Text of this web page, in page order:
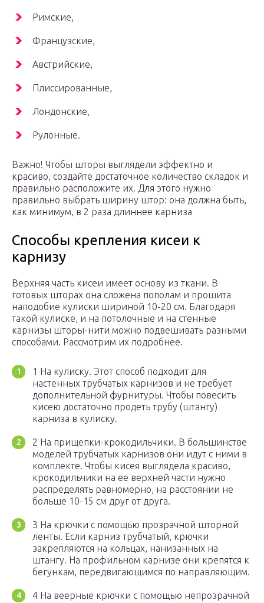
Римские,
Французские,
Австрийские,
Плиссированные,
Лондонские,
Рулонные.
Важно! Чтобы шторы выглядели эффектно и
красиво, создайте достаточное количество складок и
правильно расположите их. Для этого нужно
правильно выбрать ширину штор: она должна быть,
как минимум, в 2 раза длиннее карниза
Способы крепления кисеи к
карнизу
Верхняя часть кисеи имеет основу из ткани. В
готовых шторах она сложена пополам и прошита
наподобие кулиски шириной 10-20 см. Благодаря
такой кулиске, и на потолочные и на стенные
карнизы шторы-нити можно подвешивать разными
способами. Рассмотрим их подробнее.
1 На кулиску. Этот способ подходит для
настенных трубчатых карнизов и не требует
дополнительной фурнитуры. Чтобы повесить
кисею достаточно продеть трубу (штангу)
карниза в кулиску.
2 На прищепки-крокодильчики. В большинстве
моделей трубчатых карнизов они идут с ними в
комплекте. Чтобы кисея выглядела красиво,
крокодильчики на ее верхней части нужно
распределять равномерно, на расстоянии не
больше 10-15 см друг от друга.
3 На крючки с помощью прозрачной шторной
ленты. Если карниз трубчатый, крючки
закрепляются на кольцах, нанизанных на
штангу. На профильном карнизе они крепятся к
бегункам, передвигающимся по направляющим.
4 На веерные крючки с помощью непрозрачной